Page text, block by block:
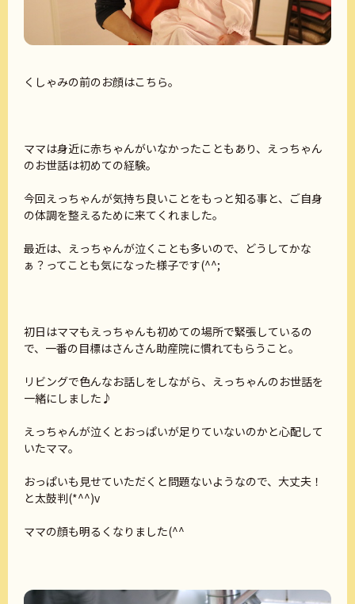
くしゃみの前のお顔はこちら。
ママは身近に赤ちゃんがいなかったこともあり、えっちゃん
のお世話は初めての経験。
今回えっちゃんが気持ち良いことをもっと知る事と、ご自身
の体調を整えるために来てくれました。
最近は、えっちゃんが泣くことも多いので、どうしてかな
ぁ？ってことも気になった様子です(^^;
初日はママもえっちゃんも初めての場所で緊張しているの
で、一番の目標はさんさん助産院に慣れてもらうこと。
リビングで色んなお話しをしながら、えっちゃんのお世話を
一緒にしました♪
えっちゃんが泣くとおっぱいが足りていないのかと心配して
いたママ。
おっぱいも見せていただくと問題ないようなので、大丈夫！
と太鼓判(*^^)v
ママの顔も明るくなりました(^^